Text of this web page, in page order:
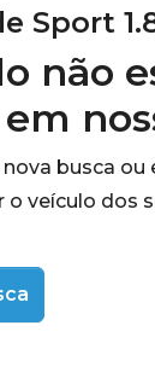
Sport
não
busca
o veículo dos